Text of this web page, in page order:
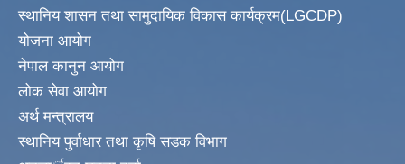
स्थानिय शासन तथा सामुदायिक विकास कार्यक्रम(LGCDP)
योजना आयोग
नेपाल कानुन आयोग
लोक सेवा आयोग
अर्थ मन्त्रालय
स्थानिय पुर्वाधार तथा कृषि सडक विभाग